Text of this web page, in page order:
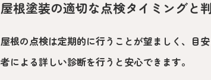
屋根塗装の適切な点検タイミングと
屋根の点検は定期的に行うことが望ましく、目
者による詳しい診断を行うと安心できます。